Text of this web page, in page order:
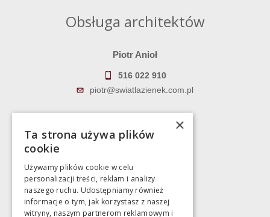
Obsługa architektów
Piotr Anioł
516 022 910
piotr@swiatlazienek.com.pl
783 043 083
Magazyn
×
Ta strona używa plików
cookie
Używamy plików cookie w celu
personalizacji treści, reklam i analizy
naszego ruchu. Udostępniamy również
informacje o tym, jak korzystasz z naszej
witryny, naszym partnerom reklamowym i